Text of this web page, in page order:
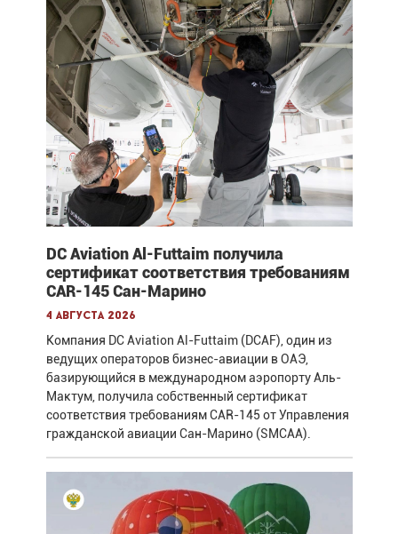
DC Aviation Al-Futtaim получила
сертификат соответствия требованиям
CAR-145 Сан-Марино
4 августа 2026
Компания DC Aviation Al-Futtaim (DCAF), один из
ведущих операторов бизнес-авиации в ОАЭ,
базирующийся в международном аэропорту Аль-
Мактум, получила собственный сертификат
соответствия требованиям CAR-145 от Управления
гражданской авиации Сан-Марино (SMCAA).